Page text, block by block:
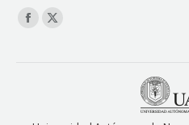
Find us on:
Facebook
X